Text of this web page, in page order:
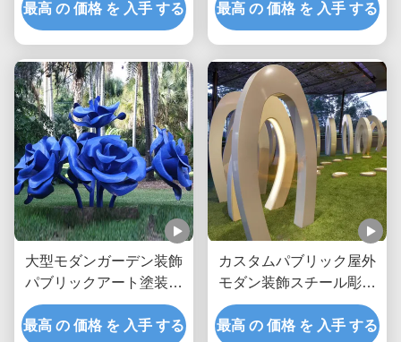
最高 の 価格 を 入手 する
最高 の 価格 を 入手 する
大型モダンガーデン装飾
パブリックアート塗装ス
テンレス鋼フラワーロー
ズ彫刻
最高 の 価格 を 入手 する
カスタムパブリック屋外
モダン装飾スチール彫刻
金属像メーカー/工場
最高 の 価格 を 入手 する